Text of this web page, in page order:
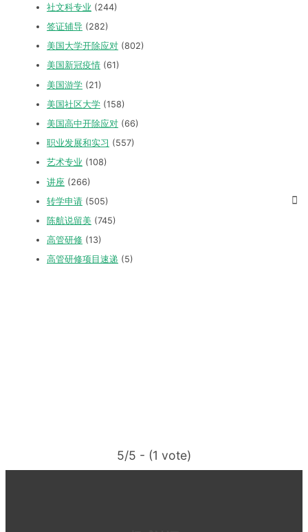
社文科专业 (244)
签证辅导 (282)
美国大学开除应对 (802)
美国新冠疫情 (61)
美国游学 (21)
美国社区大学 (158)
美国高中开除应对 (66)
职业发展和实习 (557)
艺术专业 (108)
讲座 (266)
转学申请 (505)
陈航说留美 (745)
高管研修 (13)
高管研修项目速递 (5)
5/5 - (1 vote)